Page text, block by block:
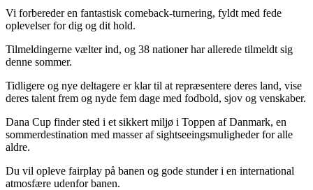
Vi forbereder en fantastisk comeback-turnering, fyldt med fede
oplevelser for dig og dit hold.
Tilmeldingerne vælter ind, og 38 nationer har allerede tilmeldt sig
denne sommer.
Tidligere og nye deltagere er klar til at repræsentere deres land, vise
deres talent frem og nyde fem dage med fodbold, sjov og venskaber.
Dana Cup finder sted i et sikkert miljø i Toppen af Danmark, en
sommerdestination med masser af sightseeingsmuligheder for alle
aldre.
Du vil opleve fairplay på banen og gode stunder i en international
atmosfære udenfor banen.